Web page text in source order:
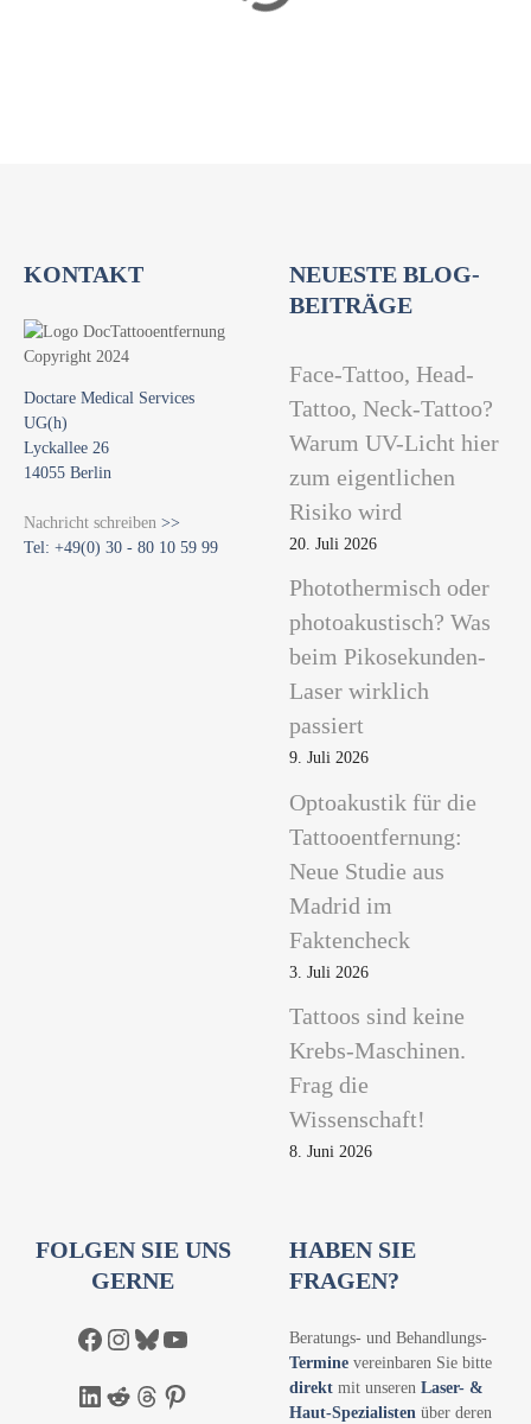
KONTAKT
Doctare Medical Services
UG(h)
Lyckallee 26
14055 Berlin
Nachricht schreiben >>
Tel: +49(0) 30 - 80 10 59 99
NEUESTE BLOG-
BEITRÄGE
Face-Tattoo, Head-
Tattoo, Neck-Tattoo?
Warum UV-Licht hier
zum eigentlichen
Risiko wird
20. Juli 2026
Photothermisch oder
photoakustisch? Was
beim Pikosekunden-
Laser wirklich
passiert
9. Juli 2026
Optoakustik für die
Tattooentfernung:
Neue Studie aus
Madrid im
Faktencheck
3. Juli 2026
Tattoos sind keine
Krebs-Maschinen.
Frag die
Wissenschaft!
8. Juni 2026
FOLGEN SIE UNS
GERNE
Facebook Instagram Bluesky YouTube
LinkedIn Reddit Threads Pinterest
HABEN SIE
FRAGEN?
Beratungs- und Behandlungs-
Termine vereinbaren Sie bitte
direkt mit unseren Laser- &
Haut-Spezialisten über deren